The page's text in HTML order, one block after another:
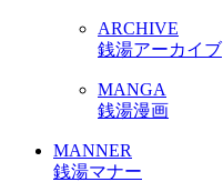
ARCHIVE
銭湯アーカイブ
MANGA
銭湯漫画
MANNER
銭湯マナー